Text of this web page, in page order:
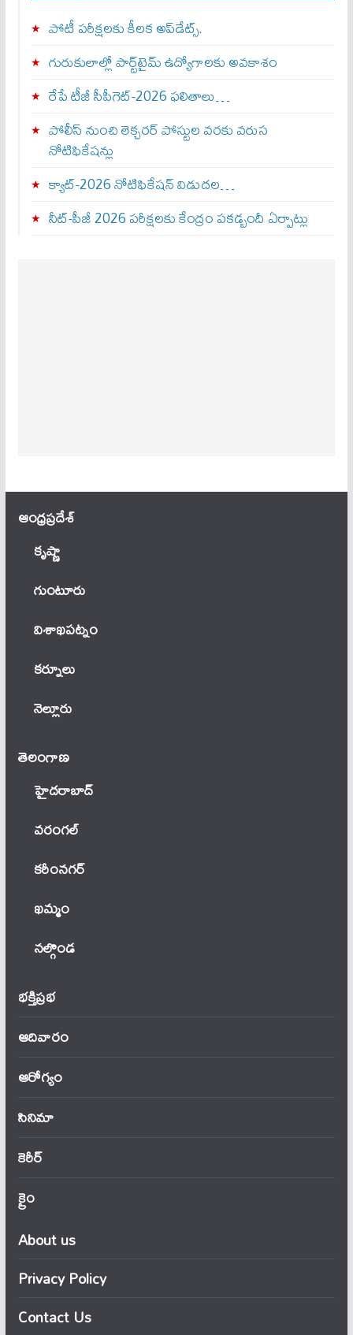
పోటీ పరీక్షలకు కీలక అప్‌డేట్స్.
గురుకులాల్లో పార్ట్‌టైమ్ ఉద్యోగాలకు అవకాశం
రేపే టీజీ సీపీగెట్‌-2026 ఫలితాలు…
పోలీస్ నుంచి లెక్చరర్ పోస్టుల వరకు వరుస
నోటిఫికేషన్లు
క్యాట్-2026 నోటిఫికేషన్ విడుదల…
నీట్-పీజీ 2026 పరీక్షలకు కేంద్రం పకడ్బందీ ఏర్పాట్లు
ఆంధ్ర‌ప్ర‌దేశ్
కృష్ణా
గుంటూరు
విశాఖపట్నం
కర్నూలు
నెల్లూరు
తెలంగాణ‌
హైదరాబాద్
వ‌రంగ‌ల్
కరీంనగర్
ఖ‌మ్మం
నల్గొండ
భక్తిప్రభ
ఆదివారం
ఆరోగ్యం
సినిమా
కెరీర్
క్రైం
About us
Privacy Policy
Contact Us